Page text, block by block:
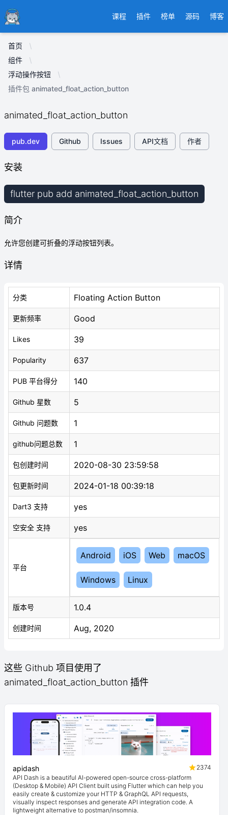
Ducafecat 课程 插件 榜单 源码 博客
首页
组件
浮动操作按钮
插件包 animated_float_action_button
animated_float_action_button
pub.dev Github Issues API文档 作者
安装
flutter pub add animated_float_action_button
简介
允许您创建可折叠的浮动按钮列表。
详情
分类 Floating Action Button
更新频率 Good
Likes 39
Popularity 637
PUB 平台得分 140
Github 星数 5
Github 问题数 1
github问题总数 1
包创建时间 2020-08-30 23:59:58
包更新时间 2024-01-18 00:39:18
Dart3 支持 yes
空安全 支持 yes
平台
Android iOS Web macOS
Windows Linux
版本号 1.0.4
创建时间 Aug, 2020
这些 Github 项目使用了
animated_float_action_button 插件
apidash
2374
API Dash is a beautiful AI-powered open-source cross-platform
(Desktop & Mobile) API Client built using Flutter which can help you
easily create & customize your HTTP & GraphQL API requests,
visually inspect responses and generate API integration code. A
lightweight alternative to postman/insomnia.